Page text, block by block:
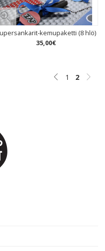
kemupaketti (8 hlö)
35,00€
1 2